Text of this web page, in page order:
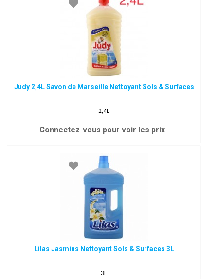
Judy 2,4L Savon de Marseille Nettoyant Sols & Surfaces
2,4L
Connectez-vous pour voir les prix
Lilas Jasmins Nettoyant Sols & Surfaces 3L
3L